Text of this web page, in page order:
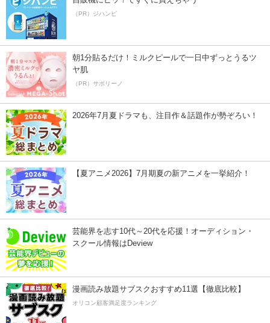
（PR）ジハンピ
朝1分貼るだけ！ミルクピールで一日中ずっとうるツ
ヤ肌
（PR）サボリーノ
2026年7月夏ドラマも、注目作＆話題作が勢ぞろい！
【夏アニメ2026】7月期夏の新アニメを一挙紹介！
芸能界を志す10代～20代を応援！オーディション・
スクール情報はDeview
漫画読み放題サブスクおすすめ11選【徹底比較】
オリコン顧客満足度ランキング